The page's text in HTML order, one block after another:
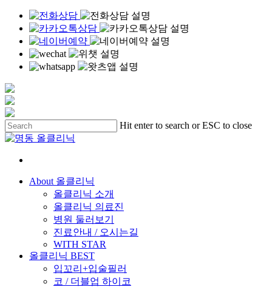
Skip
to
main
content
Hit enter to search or ESC to close
Close
Menu
About 올클리닉
올클리닉 소개
올클리닉 의료진
병원 둘러보기
진료안내 / 오시는길
WITH STAR
올클리닉 BEST
입꼬리+입술필러
코 / 더블업 하이코